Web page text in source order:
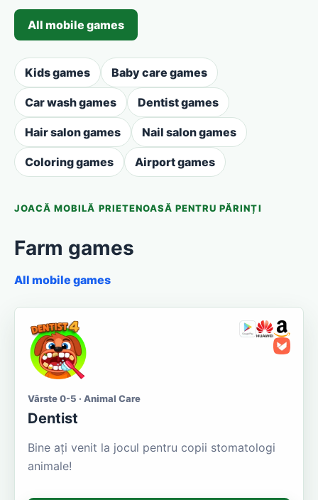
All mobile games
Kids games Baby care games
Car wash games Dentist games
Hair salon games Nail salon games
Coloring games Airport games
JOACĂ MOBILĂ PRIETENOASĂ PENTRU PĂRINȚI
Farm games
All mobile games
Vârste 0-5 · Animal Care
Dentist
Bine ați venit la jocul pentru copii stomatologi
animale!